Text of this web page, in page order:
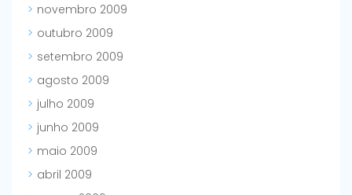
novembro 2009
outubro 2009
setembro 2009
agosto 2009
julho 2009
junho 2009
maio 2009
abril 2009